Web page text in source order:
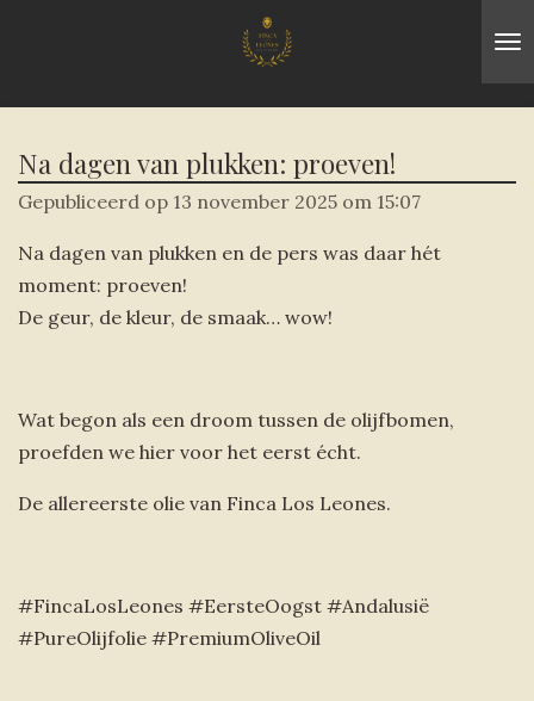
hoofdinhoud
Na dagen van plukken: proeven!
Gepubliceerd op 13 november 2025 om 15:07
Na dagen van plukken en de pers was daar hét
moment: proeven!
De geur, de kleur, de smaak… wow!
Wat begon als een droom tussen de olijfbomen,
proefden we hier voor het eerst écht.
De allereerste olie van Finca Los Leones.
#FincaLosLeones #EersteOogst #Andalusië
#PureOlijfolie #PremiumOliveOil